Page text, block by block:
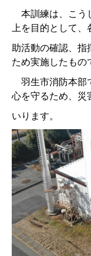
本訓練は、こう
上を目的として、
助活動の確認、指
ため実施したもの
羽生市消防本部
心を守るため、災
いります。